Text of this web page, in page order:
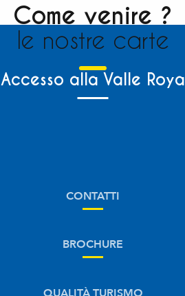
Come venire ?
le nostre carte
Accesso alla Valle Roya
CONTATTI
BROCHURE
QUALITÀ TURISMO